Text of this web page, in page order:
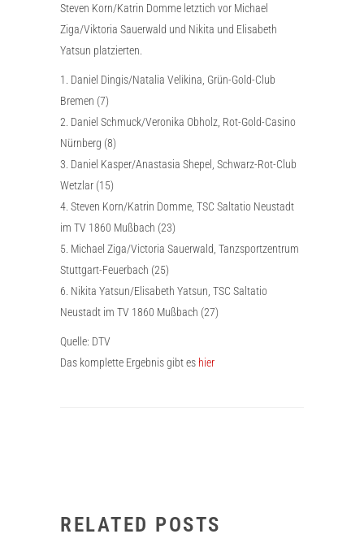
Steven Korn/Katrin Domme letztich vor Michael
Ziga/Viktoria Sauerwald und Nikita und Elisabeth
Yatsun platzierten.
1. Daniel Dingis/Natalia Velikina, Grün-Gold-Club
Bremen (7)
2. Daniel Schmuck/Veronika Obholz, Rot-Gold-Casino
Nürnberg (8)
3. Daniel Kasper/Anastasia Shepel, Schwarz-Rot-Club
Wetzlar (15)
4. Steven Korn/Katrin Domme, TSC Saltatio Neustadt
im TV 1860 Mußbach (23)
5. Michael Ziga/Victoria Sauerwald, Tanzsportzentrum
Stuttgart-Feuerbach (25)
6. Nikita Yatsun/Elisabeth Yatsun, TSC Saltatio
Neustadt im TV 1860 Mußbach (27)
Quelle: DTV
Das komplette Ergebnis gibt es hier
RELATED POSTS